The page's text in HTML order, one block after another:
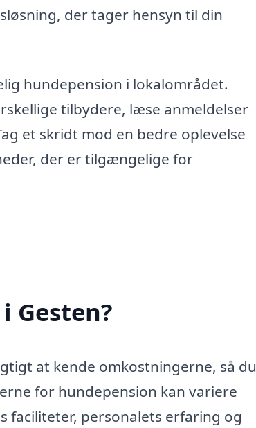
der tager hensyn til din
hundepension i lokalområdet.
tilbydere, læse anmeldelser
et skridt mod en bedre oplevelse
der er tilgængelige for
Gesten?
at kende omkostningerne, så du
for hundepension kan variere
personalets erfaring og